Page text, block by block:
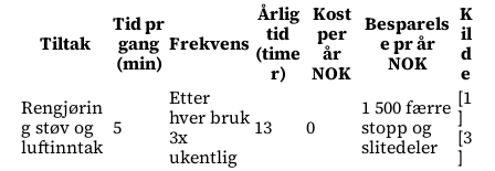
Tiltak
Tid pr
gang
(min)
Frekvens
Årlig
tid
(time
r)
Kost
per
år
NOK
Besparels
e pr år
NOK
K
il
d
e
Rengjørin
g støv og
luftinntak
5
Etter
hver bruk
3x
ukentlig
13 0
1 500 færre
stopp og
slitedeler
[1
]
[3
]